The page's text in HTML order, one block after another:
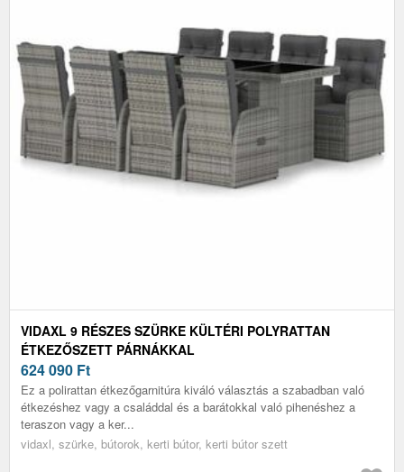
VIDAXL 9 RÉSZES SZÜRKE KÜLTÉRI POLYRATTAN
ÉTKEZŐSZETT PÁRNÁKKAL
624 090 Ft
Ez a polirattan étkezőgarnitúra kiváló választás a szabadban való
étkezéshez vagy a családdal és a barátokkal való pihenéshez a
teraszon vagy a ker...
vidaxl, szürke, bútorok, kerti bútor, kerti bútor szett